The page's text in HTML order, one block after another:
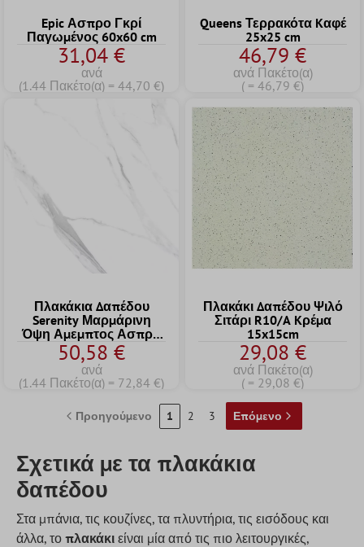
Epic Ασπρο Γκρί
Παγωμένος 60x60 cm
31,04 €
ανά
(1.44 Πακέτο(α) = 44,70 €)
Queens Τερρακότα Kαφέ
25x25 cm
46,79 €
ανά Πακέτο(α)
( = 46,79 €)
Πλακάκια Δαπέδου
Serenity Μαρμάρινη
Όψη Αμεμπτος Ασπρο
60x60cm
50,58 €
ανά
(1.44 Πακέτο(α) = 72,84 €)
Πλακάκι Δαπέδου Ψιλό
Σιτάρι R10/A Kρέμα
15x15cm
29,08 €
ανά Πακέτο(α)
( = 29,08 €)
Προηγούμενο 1 2 3 Επόμενο
Σχετικά με τα πλακάκια
δαπέδου
Στα μπάνια, τις κουζίνες, τα πλυντήρια, τις εισόδους και
άλλα, το πλακάκι είναι μία από τις πιο λειτουργικές,